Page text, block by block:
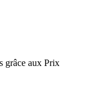
grâce aux Prix